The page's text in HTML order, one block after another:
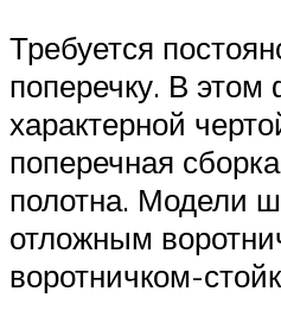
Требуется
поперечку. В этом
характерной
поперечная
полотна. Модели
отложным
воротничком-